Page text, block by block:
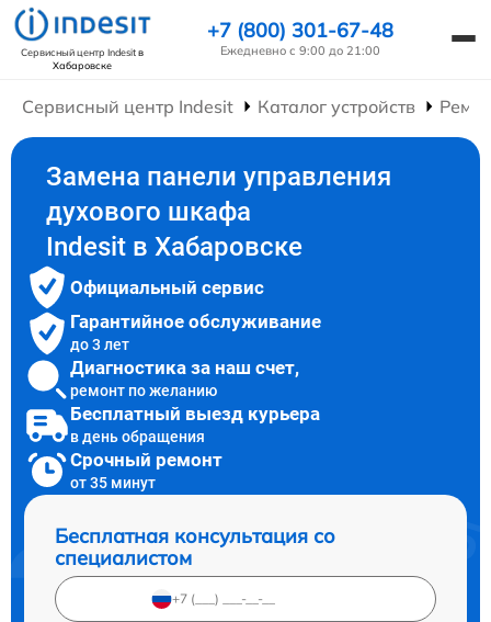
Сервисный центр Indesitв
Хабаровске
+7 (800) 301-67-48
Ежедневно с 9:00 до 21:00
Сервисный центр Indesit Каталог устройств
Замена панели управления
духового шкафа
Indesit в Хабаровске
Официальный сервис
Гарантийное обслуживание
до 3 лет
Диагностика за наш счет,
ремонт по желанию
Бесплатный выезд курьера
в день обращения
Срочный ремонт
от 35 минут
Бесплатная консультация со
специалистом